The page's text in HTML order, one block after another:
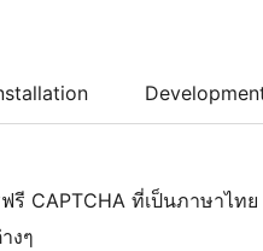
ฟรี CAPTCHA ที่เป็นภาษาไ
งๆ